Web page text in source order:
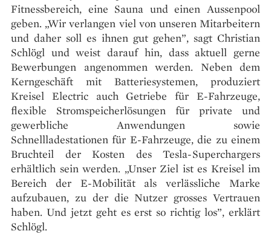
Fitnessbereich, eine Sauna und einen Aussenpool
geben. „Wir verlangen viel von unseren Mitarbeitern
und daher soll es ihnen gut gehen”, sagt Christian
Schlögl und weist darauf hin, dass aktuell gerne
Bewerbungen angenommen werden. Neben dem
Kerngeschäft mit Batteriesystemen, produziert
Kreisel Electric auch Getriebe für E-Fahrzeuge,
flexible Stromspeicherlösungen für private und
gewerbliche Anwendungen sowie
Schnellladestationen für E-Fahrzeuge, die zu einem
Bruchteil der Kosten des Tesla-Superchargers
erhältlich sein werden. „Unser Ziel ist es Kreisel im
Bereich der E-Mobilität als verlässliche Marke
aufzubauen, zu der die Nutzer grosses Vertrauen
haben. Und jetzt geht es erst so richtig los”, erklärt
Schlögl.